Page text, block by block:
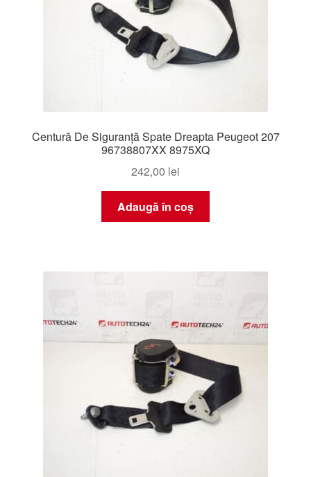
Centură De Siguranță Spate Dreapta Peugeot 207
96738807XX 8975XQ
242,00 lei
Adaugă în coș